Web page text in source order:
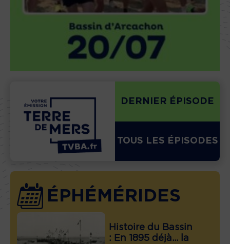
DERNIER ÉPISODE
TOUS LES ÉPISODES
ÉPHÉMÉRIDES
Histoire du Bassin
: En 1895 déjà… la